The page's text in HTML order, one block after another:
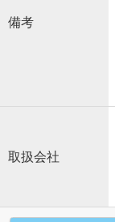
備考
取扱会社